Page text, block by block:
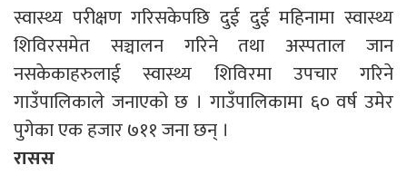
स्वास्थ्य परीक्षण गरिसकेपछि दुई दुई महिनामा स्वास्थ्य
शिविरसमेत सञ्चालन गरिने तथा अस्पताल जान
नसकेकाहरुलाई स्वास्थ्य शिविरमा उपचार गरिने
गाउँपालिकाले जनाएको छ । गाउँपालिकामा ६० वर्ष उमेर
पुगेका एक हजार ७११ जना छन् ।
रासस